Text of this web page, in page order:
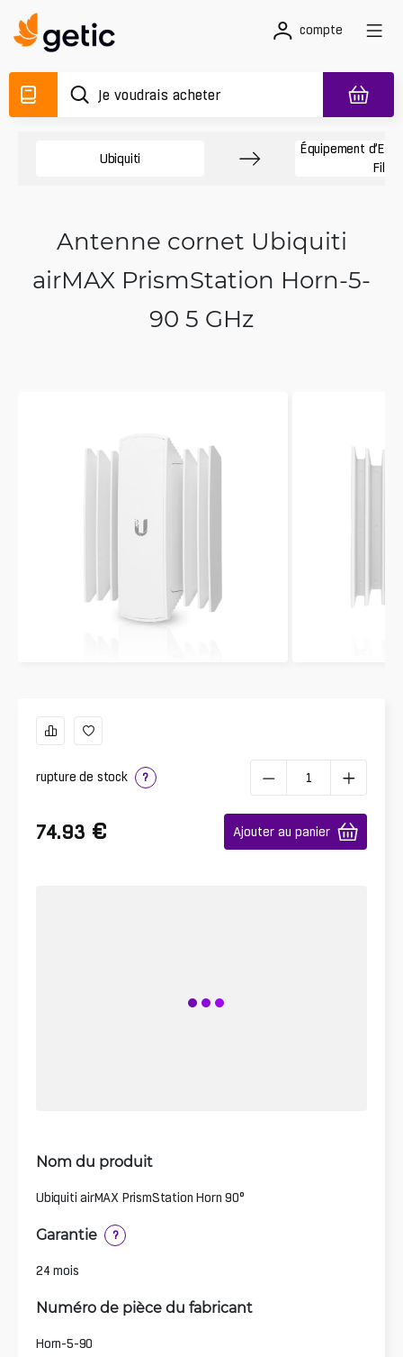
compte
Ubiquiti
Équipement
Fil
Antenne cornet Ubiquiti
airMAX PrismStation Horn-5-
90 5 GHz
rupture de stock ?
74.93 € Ajouter au panier
Nom du produit
Ubiquiti airMAX PrismStation Horn 90°
Garantie ?
24 mois
Numéro de pièce du fabricant
Horn-5-90